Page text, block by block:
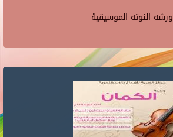
ورشه النوته الموسيقية